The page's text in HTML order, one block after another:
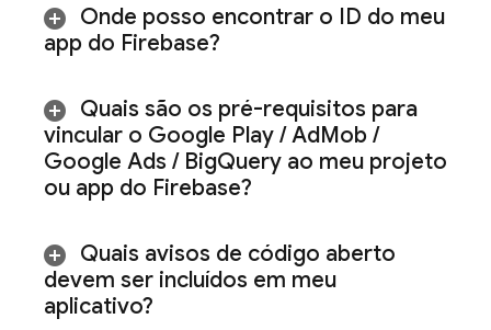
Onde posso encontrar o ID do meu
app do Firebase?
Quais são os pré-requisitos para
vincular o Google Play / AdMob /
Google Ads / BigQuery ao meu projeto
ou app do Firebase?
Quais avisos de código aberto
devem ser incluídos em meu
aplicativo?